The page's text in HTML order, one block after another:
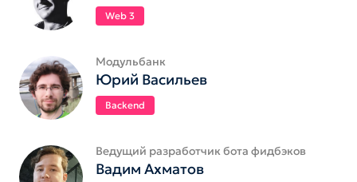
Web 3
Модульбанк
Юрий Васильев
Backend
Ведущий разработчик бота фидбэков
Вадим Ахматов